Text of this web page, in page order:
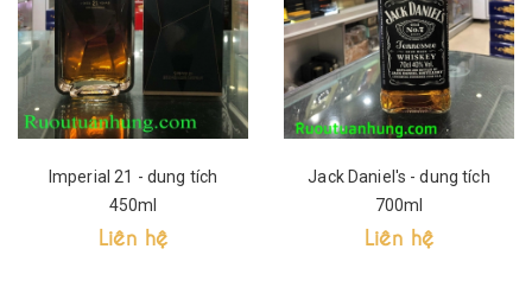
Imperial 21 - dung tích
450ml
Liên hệ
Jack Daniel's - dung tích
700ml
Liên hệ